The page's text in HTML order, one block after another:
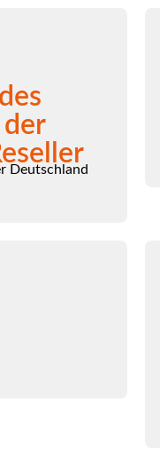
der
Deutschland